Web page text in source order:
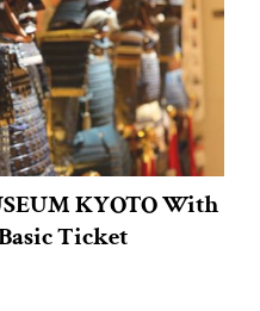
KYOTO With
Ticket